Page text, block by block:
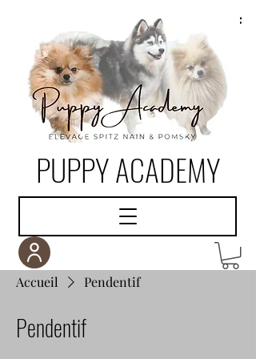
PUPPY ACADEMY
Accueil Pendentif
Pendentif